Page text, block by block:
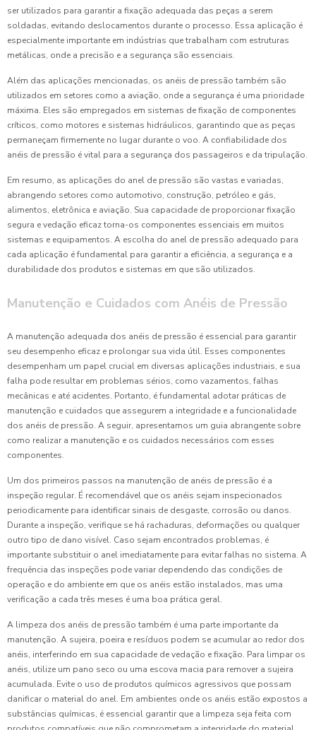
ser utilizados para garantir a fixação adequada das peças a serem
soldadas, evitando deslocamentos durante o processo. Essa aplicação é
especialmente importante em indústrias que trabalham com estruturas
metálicas, onde a precisão e a segurança são essenciais.
Além das aplicações mencionadas, os anéis de pressão também são
utilizados em setores como a aviação, onde a segurança é uma prioridade
máxima. Eles são empregados em sistemas de fixação de componentes
críticos, como motores e sistemas hidráulicos, garantindo que as peças
permaneçam firmemente no lugar durante o voo. A confiabilidade dos
anéis de pressão é vital para a segurança dos passageiros e da tripulação.
Em resumo, as aplicações do anel de pressão são vastas e variadas,
abrangendo setores como automotivo, construção, petróleo e gás,
alimentos, eletrônica e aviação. Sua capacidade de proporcionar fixação
segura e vedação eficaz torna-os componentes essenciais em muitos
sistemas e equipamentos. A escolha do anel de pressão adequado para
cada aplicação é fundamental para garantir a eficiência, a segurança e a
durabilidade dos produtos e sistemas em que são utilizados.
Manutenção e Cuidados com Anéis de Pressão
A manutenção adequada dos anéis de pressão é essencial para garantir
seu desempenho eficaz e prolongar sua vida útil. Esses componentes
desempenham um papel crucial em diversas aplicações industriais, e sua
falha pode resultar em problemas sérios, como vazamentos, falhas
mecânicas e até acidentes. Portanto, é fundamental adotar práticas de
manutenção e cuidados que assegurem a integridade e a funcionalidade
dos anéis de pressão. A seguir, apresentamos um guia abrangente sobre
como realizar a manutenção e os cuidados necessários com esses
componentes.
Um dos primeiros passos na manutenção de anéis de pressão é a
inspeção regular. É recomendável que os anéis sejam inspecionados
periodicamente para identificar sinais de desgaste, corrosão ou danos.
Durante a inspeção, verifique se há rachaduras, deformações ou qualquer
outro tipo de dano visível. Caso sejam encontrados problemas, é
importante substituir o anel imediatamente para evitar falhas no sistema. A
frequência das inspeções pode variar dependendo das condições de
operação e do ambiente em que os anéis estão instalados, mas uma
verificação a cada três meses é uma boa prática geral.
A limpeza dos anéis de pressão também é uma parte importante da
manutenção. A sujeira, poeira e resíduos podem se acumular ao redor dos
anéis, interferindo em sua capacidade de vedação e fixação. Para limpar os
anéis, utilize um pano seco ou uma escova macia para remover a sujeira
acumulada. Evite o uso de produtos químicos agressivos que possam
danificar o material do anel. Em ambientes onde os anéis estão expostos a
substâncias químicas, é essencial garantir que a limpeza seja feita com